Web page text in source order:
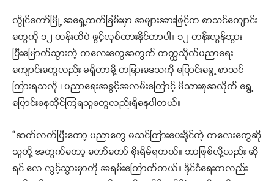
လွိုင်ကော်မြို့ အရှေ့ဘက်ခြမ်းမှာ အများအားဖြင့်က စာသင်ကျောင်း
တွေကို ၁၂ တန်းထိပဲ ဖွင့်လှစ်ထားနိုင်တာပါ။ ၁၂ တန်းလွန်သွား
ပြီးမြောက်သွားတဲ့ ကလေးတွေအတွက် တက္ကသိုလ်ပညာရေး
ကျောင်းတွေလည်း မရှိတာမို့ တခြားဒေသကို ပြောင်းရွေ့ စာသင်
ကြားရသလို ၊ ပညာရေးအခွင့်အလမ်းကြောင့် မိသားစုအလိုက် ရွေ့
ပြောင်းနေထိုင်ကြရသူတွေလည်းရှိနေပါတယ်။
“ဆက်လက်ပြီးတော့ ပညာတွေ မသင်ကြားပေးနိုင်တဲ့ ကလေးတွေဆို
သူတို့ အတွက်တော့ တော်တော် စိုးရိမ်ရတယ်။ ဘာဖြစ်လို့လည်း ဆို
ရင် လေ လွင့်သွားမှာကို အရမ်းကြောက်တယ်။ နိုင်ငံရေးကလည်း